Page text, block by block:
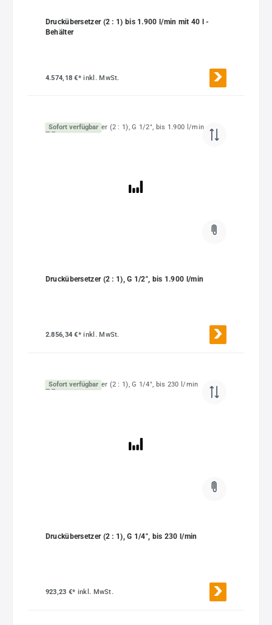
Druckübersetzer (2 : 1) bis 1.900 l/min mit 40 l -
Behälter
4.574,18 €*inkl. MwSt.
Sofort verfügbar
Druckübersetzer (2 : 1), G 1/2", bis 1.900 l/min
2.856,34 €*inkl. MwSt.
Sofort verfügbar
Druckübersetzer (2 : 1), G 1/4", bis 230 l/min
923,23 €* inkl. MwSt.